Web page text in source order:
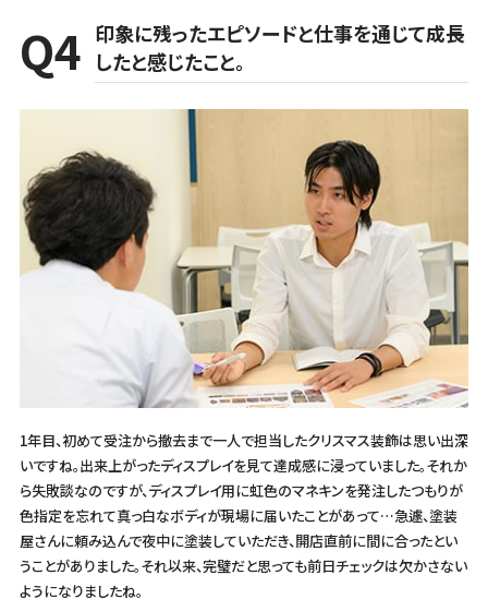
印象に残ったエピソードと仕事を通じて成長
したと感じたこと。
1年目、初めて受注から撤去まで一人で担当したクリスマス装飾は思い出深
いですね。出来上がったディスプレイを見て達成感に浸っていました。それか
ら失敗談なのですが、ディスプレイ用に虹色のマネキンを発注したつもりが
色指定を忘れて真っ白なボディが現場に届いたことがあって…急遽、塗装
屋さんに頼み込んで夜中に塗装していただき、開店直前に間に合ったとい
うことがありました。それ以来、完璧だと思っても前日チェックは欠かさない
ようになりましたね。